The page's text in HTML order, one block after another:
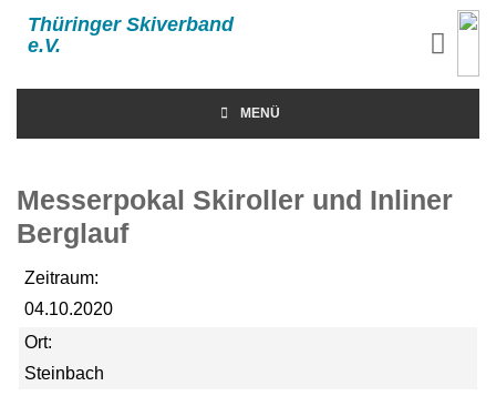
Thüringer Skiverband
e.V.
MENÜ
Messerpokal Skiroller und Inliner
Berglauf
Zeitraum:
04.10.2020
Ort:
Steinbach